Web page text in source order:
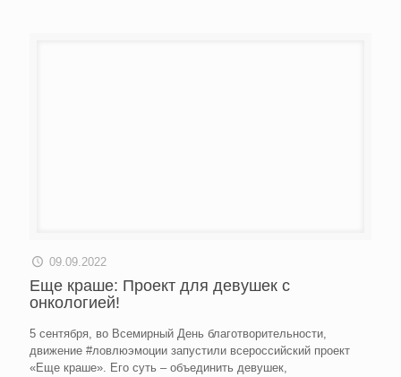
09.09.2022
Еще краше: Проект для девушек с
онкологией!
5 сентября, во Всемирный День благотворительности,
движение #ловлюэмоции запустили всероссийский проект
«Еще краше». Его суть – объединить девушек,